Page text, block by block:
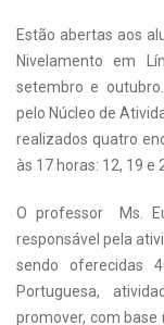
Estão abertas aos
Nivelamento em
setembro e
pelo Núcleo de
realizados quatro
às 17 horas: 12, 19 e
O professor Ms.
responsável pela
sendo oferecidas
Portuguesa,
promover, com